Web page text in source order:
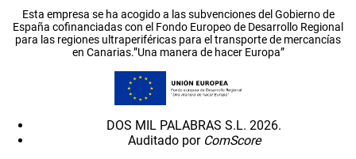
Esta empresa se ha acogido a las subvenciones del Gobierno de
España cofinanciadas con el Fondo Europeo de Desarrollo Regional
para las regiones ultraperiféricas para el transporte de mercancías
en Canarias.”Una manera de hacer Europa”
DOS MIL PALABRAS S.L. 2026.
Auditado por ComScore